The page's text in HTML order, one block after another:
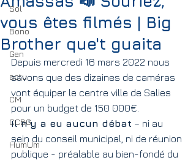
Sol
Bono
Gen
actu
CM
CCBG
HumUm
vous êtes filmés | Big
Brother que't guaita
Depuis mercredi 16 mars 2022 nous
savons que des dizaines de caméras
vont équiper le centre ville de Salies
pour un budget de 150 000€.
Il n'y a eu aucun débat – ni au
sein du conseil municipal, ni de réunion
publique - préalable au bien-fondé du